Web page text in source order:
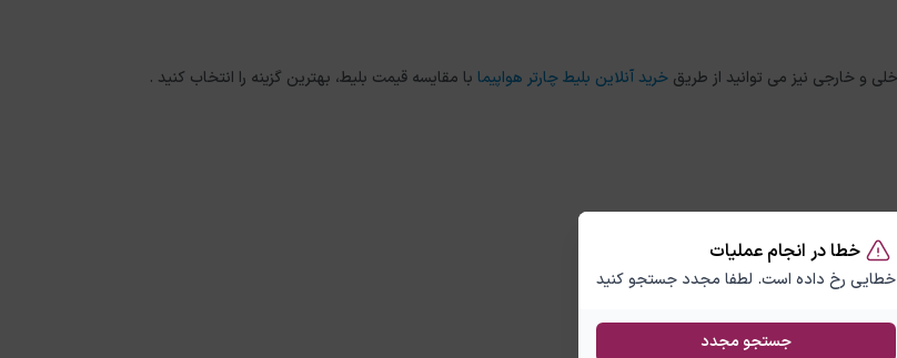
خطا در انجام عملیات
خطایی رخ داده است. لطفا مجدد جستجو کنید
جستجو مجدد
خرید آنلاین بلیط چارتر هواپیما با مقایسه قیمت بلیط، بهترین گزینه را انتخاب کنید .